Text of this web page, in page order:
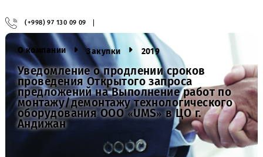
(+998) 97 130 09 09
О компании Закупки 2019
Уведомление о продлении сроков
проведения Открытого запроса
предложений на Выполнение работ по
монтажу/демонтажу технологического
оборудования ООО «UMS» в ЦО г.
Андижан